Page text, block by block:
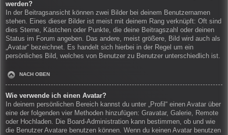
werden?
In der Beitragsansicht können zwei Bilder bei deinem Benutzernamen
stehen. Eines dieser Bilder ist meist mit deinem Rang verknüpft: Oft sind
dies Sterne, Kästchen oder Punkte, die deine Beitragszahl oder deinen
Status im Forum angeben. Das andere, meist größere, Bild wird auch als
„Avatar“ bezeichnet. Es handelt sich hierbei in der Regel um ein
persönliches Bild, welches von Benutzer zu Benutzer unterschiedlich ist.
NACH OBEN
Wie verwende ich einen Avatar?
In deinem persönlichen Bereich kannst du unter „Profil“ einen Avatar über
eine der folgenden vier Methoden hinzufügen: Gravatar, Galerie, Remote
oder Hochladen. Die Board-Administration kann bestimmen, ob und wie
die Benutzer Avatare benutzen können. Wenn du keinen Avatar benutzen